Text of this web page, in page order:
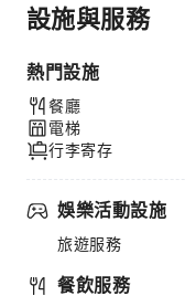
設施與服務
熱門設施
餐廳
電梯
行李寄存
娛樂活動設施
旅遊服務
餐飲服務